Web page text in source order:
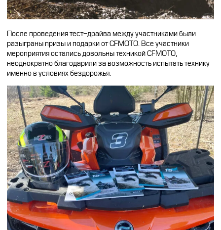
После проведения тест-драйва между участниками были
разыграны призы и подарки от CFMOTO. Все участники
мероприятия остались довольны техникой CFMOTO,
неоднократно благодарили за возможность испытать технику
именно в условиях бездорожья.